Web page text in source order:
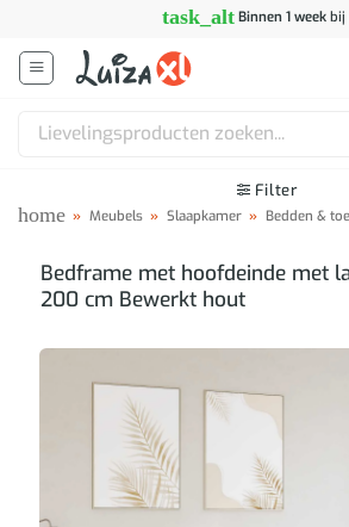
inhoud
task_alt Binnen 1 weekbij
Zoeken
Filter
home » Meubels » Slaapkamer » Bedden &
Bedframe met hoofdeinde met
200 cm Bewerkt hout